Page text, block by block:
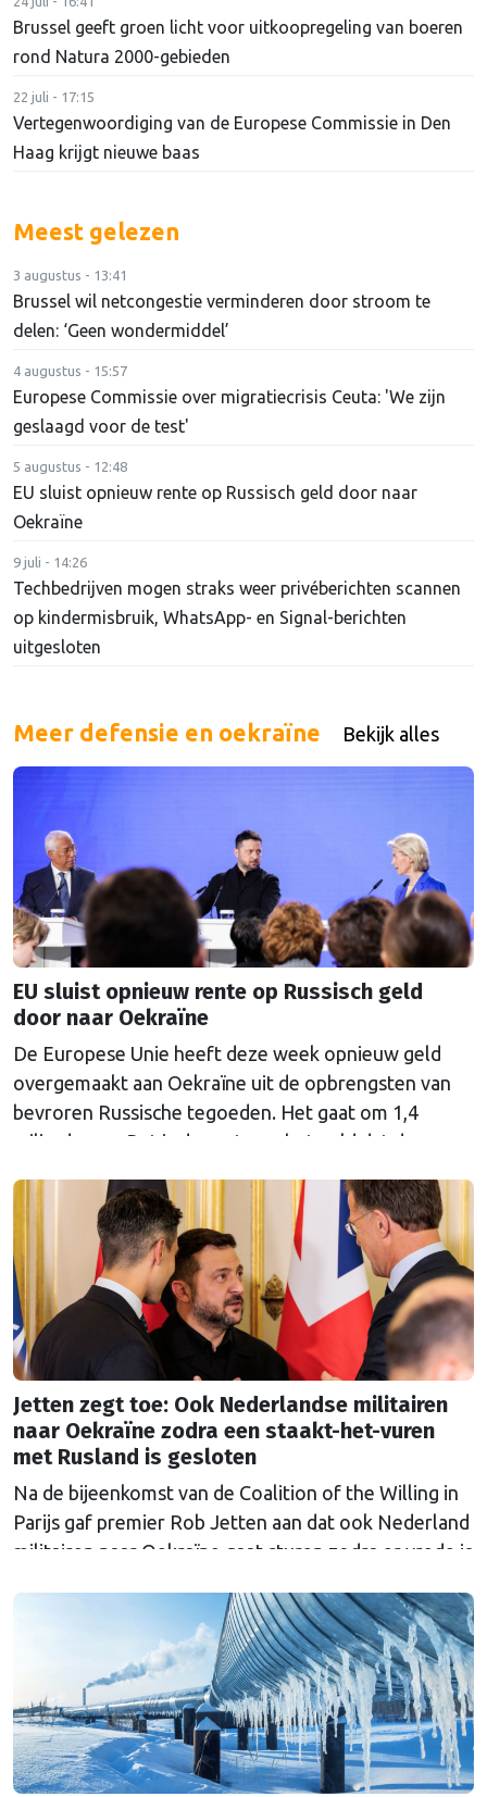
Brussel geeft groen licht voor uitkoopregeling van boeren
rond Natura 2000-gebieden
22 juli - 17:15
Vertegenwoordiging van de Europese Commissie in Den
Haag krijgt nieuwe baas
Meest gelezen
3 augustus - 13:41
Brussel wil netcongestie verminderen door stroom te
delen: ‘Geen wondermiddel’
4 augustus - 15:57
Europese Commissie over migratiecrisis Ceuta: 'We zijn
geslaagd voor de test'
5 augustus - 12:48
EU sluist opnieuw rente op Russisch geld door naar
Oekraïne
9 juli - 14:26
Techbedrijven mogen straks weer privéberichten scannen
op kindermisbruik, WhatsApp- en Signal-berichten
uitgesloten
Meer defensie en oekraïne Bekijk alles
EU sluist opnieuw rente op Russisch geld
door naar Oekraïne
De Europese Unie heeft deze week opnieuw geld
overgemaakt aan Oekraïne uit de opbrengsten van
bevroren Russische tegoeden. Het gaat om 1,4
miljard euro. Dat is de rente op het geld dat de
Euroclear parkeerde. De EU bevroor dat geld na de
Russische inval in Oekraïne. Het …
Continued
Jetten zegt toe: Ook Nederlandse militairen
naar Oekraïne zodra een staakt-het-vuren
met Rusland is gesloten
Na de bijeenkomst van de Coalition of the Willing in
Parijs gaf premier Rob Jetten aan dat ook Nederland
militairen naar Oekraïne gaat sturen zodra er vrede is
militairen uit meerdere landen, moet zorgen dat
Rusland niet opnieuw aanvalt.